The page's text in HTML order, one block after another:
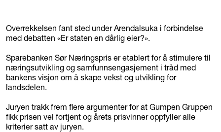
Overrekkelsen fant sted under Arendalsuka i forbindelse
med debatten «Er staten en dårlig eier?».
Sparebanken Sør Næringspris er etablert for å stimulere til
næringsutvikling og samfunnsengasjement i tråd med
bankens visjon om å skape vekst og utvikling for
landsdelen.
Juryen trakk frem flere argumenter for at Gumpen Gruppen
fikk prisen vel fortjent og årets prisvinner oppfyller alle
kriterier satt av juryen.